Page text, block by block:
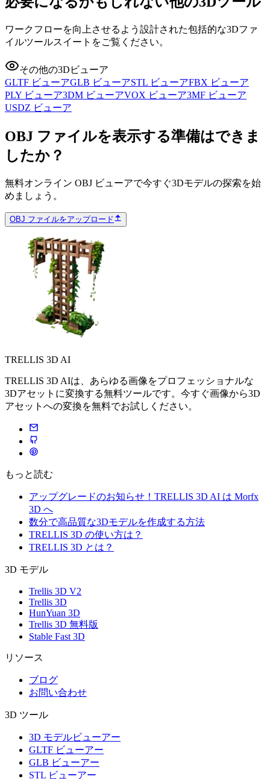
ワークフローを向上させるよう設計された包括的な3Dファ
イルツールスイートをご覧ください。
その他の3Dビューア
GLTF ビューアGLB ビューアSTL ビューアFBX ビューア
PLY ビューア3DM ビューアVOX ビューア3MF ビューア
USDZ ビューア
OBJ ファイルを表示する準備はできま
したか？
無料オンライン OBJ ビューアで今すぐ3Dモデルの探索を始
めましょう。
OBJ ファイルをアップロード
TRELLIS 3D AI
TRELLIS 3D AIは、あらゆる画像をプロフェッショナルな
3Dアセットに変換する無料ツールです。今すぐ画像から3D
アセットへの変換を無料でお試しください。
もっと読む
アップグレードのお知らせ！TRELLIS 3D AI は Morfx
3D へ
数分で高品質な3Dモデルを作成する方法
TRELLIS 3D の使い方は？
TRELLIS 3D とは？
3D モデル
Trellis 3D V2
Trellis 3D
HunYuan 3D
Trellis 3D 無料版
Stable Fast 3D
リソース
ブログ
お問い合わせ
3D ツール
3D モデルビューアー
GLTF ビューアー
GLB ビューアー
STL ビューアー